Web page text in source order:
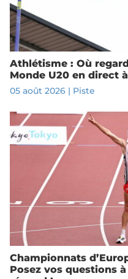
Athlétisme : Où
Monde U20 en direct
05 août 2026| Piste
Championnats
Posez vos questions